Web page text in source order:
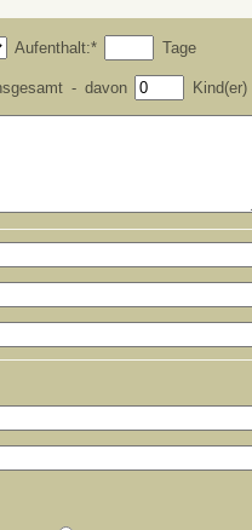
Aufenthalt:*
Tage
- davon
Kind(er)